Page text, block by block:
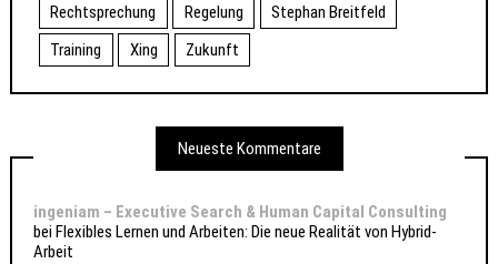
Rechtsprechung
Regelung
Stephan Breitfeld
Training
Xing Zukunft
Neueste Kommentare
ingeniam – Executive Search & Human Capital Consulting
beiFlexibles Lernen und Arbeiten: Die neue Realität von Hybrid-
Arbeit